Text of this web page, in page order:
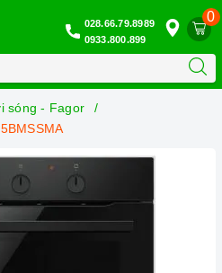
0
028.66.79.8989
0933.800.899
sóng - Fagor